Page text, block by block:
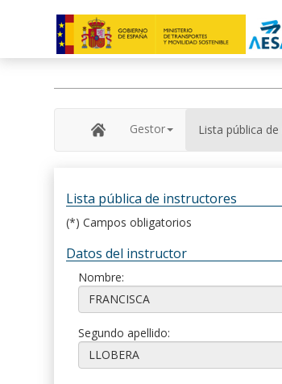
Gestor Lista pública
Lista pública de instructores
(*) Campos obligatorios
Datos del instructor
Nombre:
Segundo apellido: